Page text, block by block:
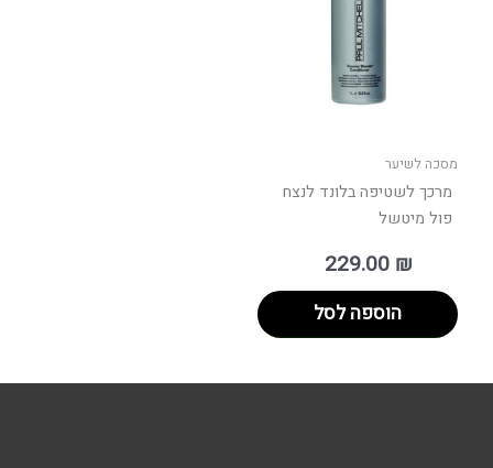
מסכה לשיער
מרכך לשטיפה בלונד לנצח
פול מיטשל
229.00 ₪
הוספה לסל